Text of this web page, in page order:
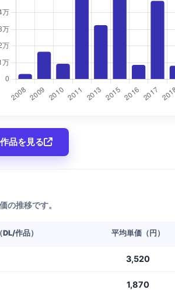
品を見る
の推移です。
作品） 平均単価（円）
3,520
1,870